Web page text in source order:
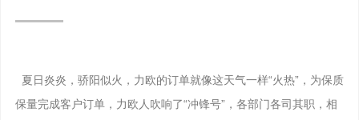
夏日炎炎，骄阳似火，力欧的订单就像这天气一样“火热”，为保质
保量完成客户订单，力欧人吹响了“冲锋号”，各部门各司其职，相